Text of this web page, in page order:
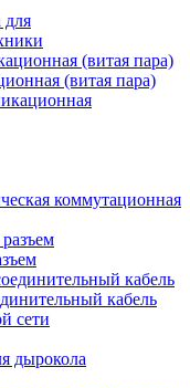
для
(витая пара)
коммутационная
кабель
сети